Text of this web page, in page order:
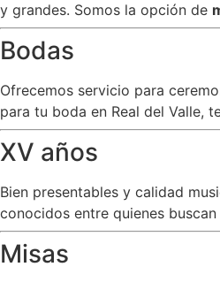
y grandes. Somos la opción de
Bodas
Ofrecemos servicio para
para tu boda en Real del Valle,
XV años
Bien presentables y calidad
conocidos entre quienes buscan
Misas